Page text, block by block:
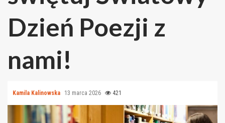
Dzień Poezji z
nami!
Kamila Kalinowska 13 marca 2026 421